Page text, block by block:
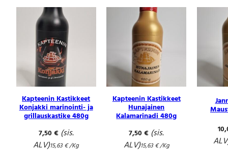
Kapteenin Kastikkeet
Konjakki marinointi- ja
grillauskastike 480g
7,50€ (sis.
ALV)15,63€/Kg
Kapteenin Kastikkeet
Hunajainen
Kalamarinadi 480g
7,50€ (sis.
ALV)15,63€/Kg